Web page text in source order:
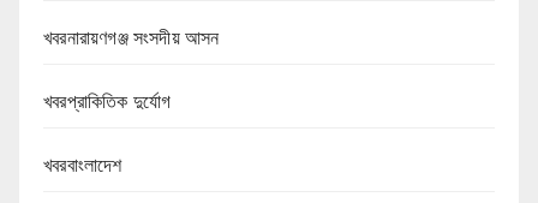
খবরনারায়ণগঞ্জ সংসদীয় আসন
খবরপ্রাকিতিক দুর্যোগ
খবরবাংলাদেশ